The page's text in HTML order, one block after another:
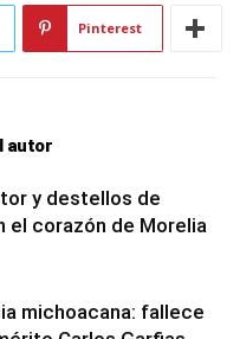
Pinterest
autor
y destellos de
el corazón de Morelia
michoacana: fallece